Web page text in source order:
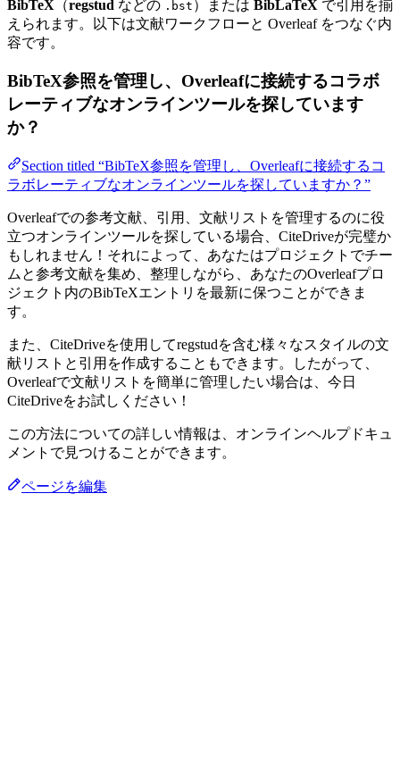
BibTeX （regstud などの .bst ）または BibLaTeX で引用を揃
えられます。以下は文献ワークフローと Overleaf をつなぐ内
容です。
BibTeX参照を管理し、Overleafに接続するコラボ
レーティブなオンラインツールを探しています
か？
Section titled “BibTeX参照を管理し、Overleafに接続するコ
ラボレーティブなオンラインツールを探していますか？”
Overleafでの参考文献、引用、文献リストを管理するのに役
立つオンラインツールを探している場合、CiteDriveが完璧か
もしれません！それによって、あなたはプロジェクトでチー
ムと参考文献を集め、整理しながら、あなたのOverleafプロ
ジェクト内のBibTeXエントリを最新に保つことができま
す。
また、CiteDriveを使用してregstudを含む様々なスタイルの文
献リストと引用を作成することもできます。したがって、
Overleafで文献リストを簡単に管理したい場合は、今日
CiteDriveをお試しください！
この方法についての詳しい情報は、オンラインヘルプドキュ
メントで見つけることができます。
ページを編集